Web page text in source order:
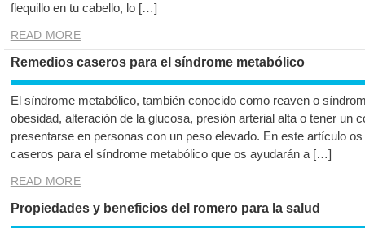
flequillo en tu cabello, lo […]
READ MORE
Remedios caseros para el síndrome metabólico
El síndrome metabólico, también conocido como reaven o
obesidad, alteración de la glucosa, presión arterial alta o tener un
presentarse en personas con un peso elevado. En este artículo
caseros para el síndrome metabólico que os ayudarán a […]
READ MORE
Propiedades y beneficios del romero para la salud